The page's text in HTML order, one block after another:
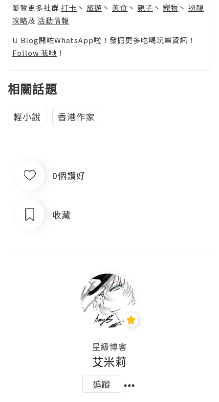
瀏覽更多社群 打卡 丶 旅遊 丶 美食 丶 親子 丶 寵物 丶 扮靚
攻略及 活動情報
U Blog開咗WhatsApp啦！發掘更多吃喝玩樂資訊！
Follow 我哋 ！
相關話題
輕小說 香港作家
0個讚好
收藏
星級博客
艾米莉
追蹤